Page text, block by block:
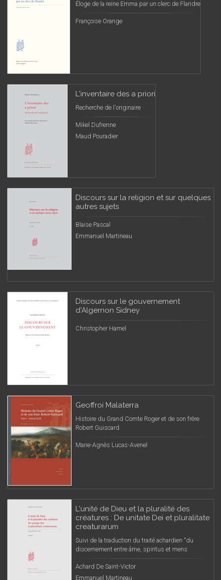
Éloge de la reine Emma par un clerc de Flandre
Françoise Orange
L'inventaire des a priori
Recherche de l'originaire
Mikel Dufrenne
Maud Pouradier
Discours sur la religion et sur quelques
autres sujets
Blaise Pascal
Emmanuel Martineau
Discours sur le gouvernement
d'Algernon Sidney
Christopher Hamel
Geoffroi Malaterra
Histoire du Grand Comte Roger et de son frère
Robert Guiscard
Marie-Agnès Lucas-Avenel
L'unité de Dieu et la pluralité des
créatures : De unitate Dei et pluralitate
creaturarum
Suivi de la traduction du traité achardien "du
discernement entre âme, spiritus et mens
Achard De Saint-Victor
Emmanuel Martineau